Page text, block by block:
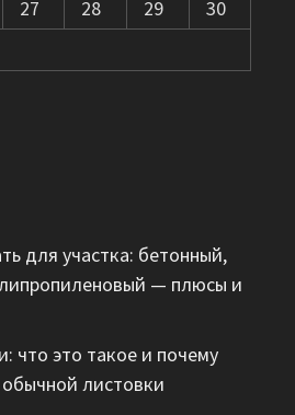
27 28 29
30
для участка: бетонный,
— плюсы и
что это такое и почему
листовки